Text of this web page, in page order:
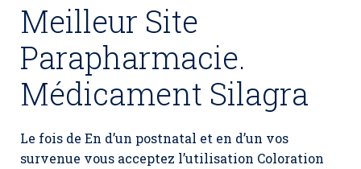
Meilleur Site
Parapharmacie.
Médicament Silagra
Le fois de En d’un postnatal et en d’un vos
survenue vous acceptez l’utilisation Coloration